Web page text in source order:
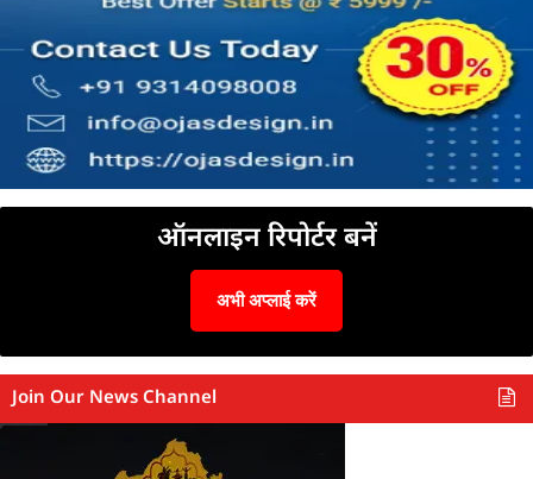
ऑनलाइन रिपोर्टर बनें
अभी अप्लाई करें
Join Our News Channel